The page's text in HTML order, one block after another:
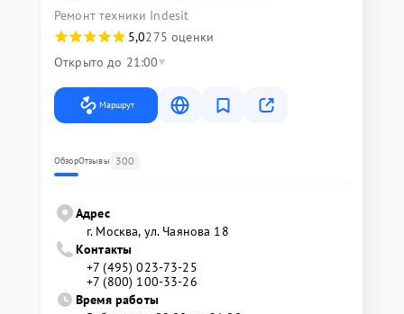
Ремонт техники Indesit
5,0275 оценки
Открыто до 21:00
Маршрут
ОбзорОтзывы 300
Адрес
г. Москва, ул. Чаянова 18
Контакты
+7 (495) 023-73-25
+7 (800) 100-33-26
Время работы